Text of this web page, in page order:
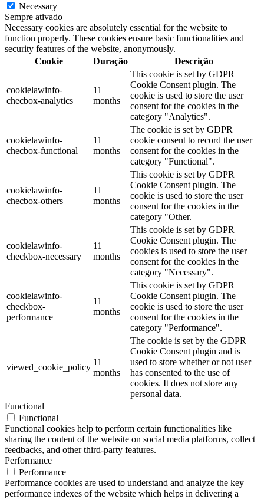
Necessary
Sempre ativado
Necessary cookies are absolutely essential for the website to
function properly. These cookies ensure basic functionalities and
security features of the website, anonymously.
Cookie
Duração Descrição
cookielawinfo-
checbox-analytics
11
months
This cookie is set by GDPR
Cookie Consent plugin. The
cookie is used to store the user
consent for the cookies in the
category "Analytics".
cookielawinfo-
checbox-functional
11
months
The cookie is set by GDPR
cookie consent to record the user
consent for the cookies in the
category "Functional".
cookielawinfo-
checbox-others
11
months
This cookie is set by GDPR
Cookie Consent plugin. The
cookie is used to store the user
consent for the cookies in the
category "Other.
cookielawinfo-
checkbox-necessary
11
months
This cookie is set by GDPR
Cookie Consent plugin. The
cookies is used to store the user
consent for the cookies in the
category "Necessary".
cookielawinfo-
checkbox-
performance
11
months
This cookie is set by GDPR
Cookie Consent plugin. The
cookie is used to store the user
consent for the cookies in the
category "Performance".
viewed_cookie_policy
11
months
The cookie is set by the GDPR
Cookie Consent plugin and is
used to store whether or not user
has consented to the use of
cookies. It does not store any
personal data.
Functional
Functional
Functional cookies help to perform certain functionalities like
sharing the content of the website on social media platforms, collect
feedbacks, and other third-party features.
Performance
Performance
Performance cookies are used to understand and analyze the key
performance indexes of the website which helps in delivering a